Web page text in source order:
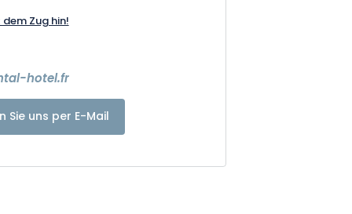
Zug hin!
hotel.fr
Sie uns per E-Mail